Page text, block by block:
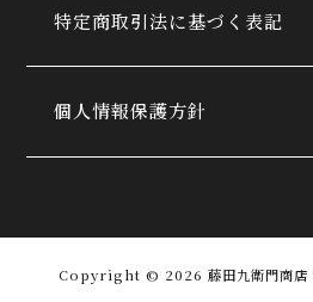
特定商取引法に基づく表記
個人情報保護方針
Copyright © 2026 藤田九衛門商